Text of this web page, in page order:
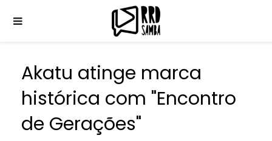
Akatu atinge marca
histórica com "Encontro
de Gerações"